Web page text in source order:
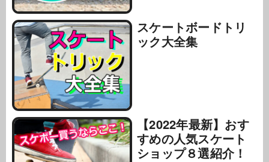
スケートボードトリ
ック大全集
【2022年最新】おす
すめの人気スケート
ショップ８選紹介！